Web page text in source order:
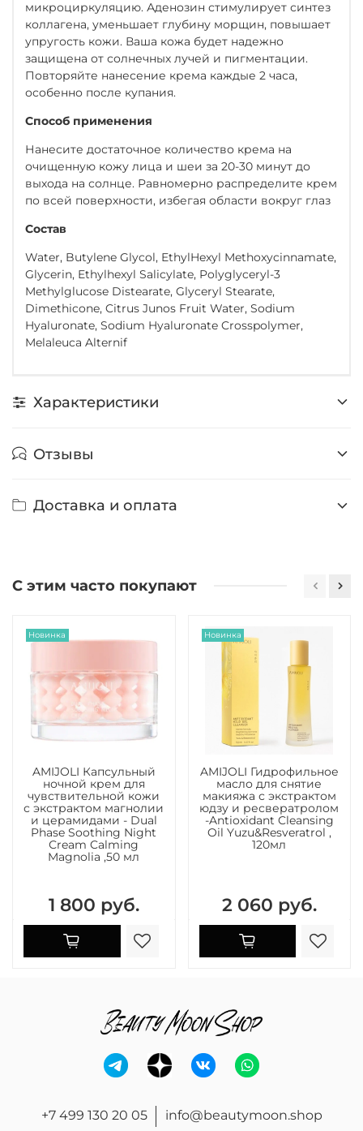
микроциркуляцию. Аденозин стимулирует синтез
коллагена, уменьшает глубину морщин, повышает
упругость кожи. Ваша кожа будет надежно
защищена от солнечных лучей и пигментации.
Повторяйте нанесение крема каждые 2 часа,
особенно после купания.
Способ применения
Нанесите достаточное количество крема на
очищенную кожу лица и шеи за 20-30 минут до
выхода на солнце. Равномерно распределите крем
по всей поверхности, избегая области вокруг глаз
Состав
Water, Butylene Glycol, EthylHexyl Methoxycinnamate,
Glycerin, Ethylhexyl Salicylate, Polyglyceryl-3
Methylglucose Distearate, Glyceryl Stearate,
Dimethicone, Citrus Junos Fruit Water, Sodium
Hyaluronate, Sodium Hyaluronate Crosspolymer,
Melaleuca Alternif
Характеристики
Отзывы
Доставка и оплата
С этим часто покупают
Новинка
AMIJOLI Капсульный
ночной крем для
чувствительной кожи
с экстрактом магнолии
и церамидами - Dual
Phase Soothing Night
Сream Calming
Magnolia ,50 мл
1 800 руб.
Новинка
AMIJOLI Гидрофильное
масло для снятие
макияжа с экстрактом
юдзу и ресвератролом
-Antioxidant Cleansing
Oil Yuzu&Resveratrol ,
120мл
2 060 руб.
+7 499 130 20 05 info@beautymoon.shop